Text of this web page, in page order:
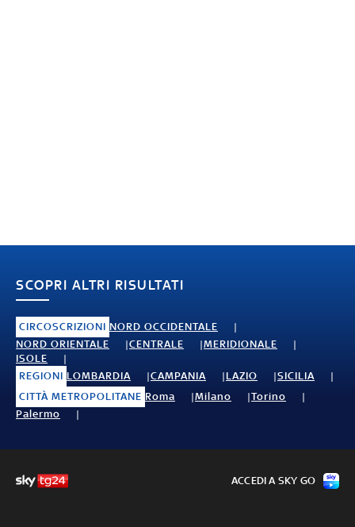
SCOPRI ALTRI RISULTATI
CIRCOSCRIZIONI NORD OCCIDENTALE
NORD ORIENTALE
CENTRALE
MERIDIONALE
ISOLE
REGIONI LOMBARDIA CAMPANIA LAZIO
SICILIA
CITTÀ METROPOLITANE Roma Milano
Torino
Palermo
ACCEDI A SKY GO